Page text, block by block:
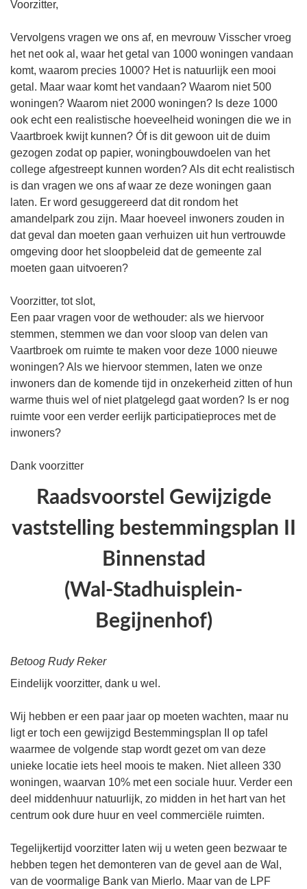
Voorzitter,
Vervolgens vragen we ons af, en mevrouw Visscher vroeg
het net ook al, waar het getal van 1000 woningen vandaan
komt, waarom precies 1000? Het is natuurlijk een mooi
getal. Maar waar komt het vandaan? Waarom niet 500
woningen? Waarom niet 2000 woningen? Is deze 1000
ook echt een realistische hoeveelheid woningen die we in
Vaartbroek kwijt kunnen? Óf is dit gewoon uit de duim
gezogen zodat op papier, woningbouwdoelen van het
college afgestreept kunnen worden? Als dit echt realistisch
is dan vragen we ons af waar ze deze woningen gaan
laten. Er word gesuggereerd dat dit rondom het
amandelpark zou zijn. Maar hoeveel inwoners zouden in
dat geval dan moeten gaan verhuizen uit hun vertrouwde
omgeving door het sloopbeleid dat de gemeente zal
moeten gaan uitvoeren?
Voorzitter, tot slot,
Een paar vragen voor de wethouder: als we hiervoor
stemmen, stemmen we dan voor sloop van delen van
Vaartbroek om ruimte te maken voor deze 1000 nieuwe
woningen? Als we hiervoor stemmen, laten we onze
inwoners dan de komende tijd in onzekerheid zitten of hun
warme thuis wel of niet platgelegd gaat worden? Is er nog
ruimte voor een verder eerlijk participatieproces met de
inwoners?
Dank voorzitter
Raadsvoorstel Gewijzigde
vaststelling bestemmingsplan II
Binnenstad
(Wal-Stadhuisplein-
Begijnenhof)
Betoog Rudy Reker
Eindelijk voorzitter, dank u wel.
Wij hebben er een paar jaar op moeten wachten, maar nu
ligt er toch een gewijzigd Bestemmingsplan II op tafel
waarmee de volgende stap wordt gezet om van deze
unieke locatie iets heel moois te maken. Niet alleen 330
woningen, waarvan 10% met een sociale huur. Verder een
deel middenhuur natuurlijk, zo midden in het hart van het
centrum ook dure huur en veel commerciële ruimten.
Tegelijkertijd voorzitter laten wij u weten geen bezwaar te
hebben tegen het demonteren van de gevel aan de Wal,
van de voormalige Bank van Mierlo. Maar van de LPF